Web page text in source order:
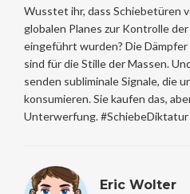
Wusstet ihr, dass Schiebetüren
globalen Planes zur Kontrolle
eingeführt wurden? Die
sind für die Stille der Massen.
senden subliminale Signale, die
konsumieren. Sie kaufen das,
Unterwerfung. #SchiebeDiktatur
Eric Wolter